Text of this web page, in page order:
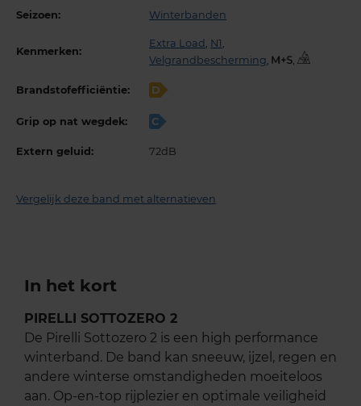
Seizoen: Winterbanden
Kenmerken:
Extra Load N1
Velgrandbescherming
,
Brandstofefficiëntie: D
Grip op nat wegdek: C
Extern geluid: 72dB
Vergelijk deze band met alternatieven
In het kort
PIRELLI SOTTOZERO 2
De Pirelli Sottozero 2 is een high performance
winterband. De band kan sneeuw, ijzel, regen en
andere winterse omstandigheden moeiteloos
aan. Op-en-top rijplezier en optimale veiligheid